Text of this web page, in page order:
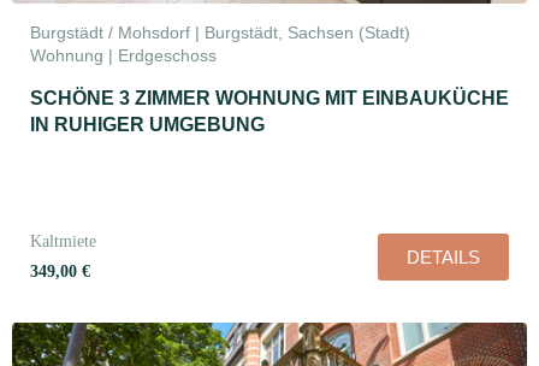
Burgstädt / Mohsdorf | Burgstädt, Sachsen (Stadt)
Wohnung | Erdgeschoss
SCHÖNE 3 ZIMMER WOHNUNG MIT EINBAUKÜCHE
IN RUHIGER UMGEBUNG
Kaltmiete
349,00 €
DETAILS